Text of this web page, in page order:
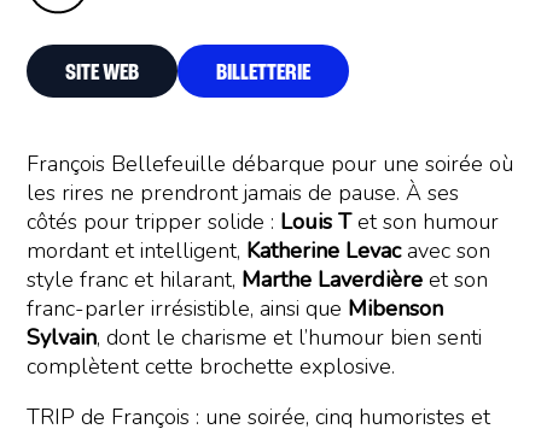
François Bellefeuille débarque pour une soirée où
les rires ne prendront jamais de pause. À ses
côtés pour tripper solide : Louis Tet son humour
mordant et intelligent, Katherine Levacavec son
style franc et hilarant, Marthe Laverdière et son
franc-parler irrésistible, ainsi que Mibenson
Sylvain, dont le charisme et l’humour bien senti
complètent cette brochette explosive.
TRIP de François : une soirée, cinq humoristes et
SITE WEB BILLETTERIE